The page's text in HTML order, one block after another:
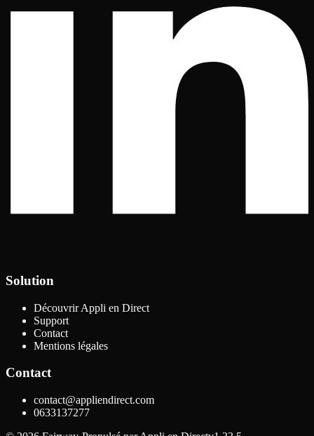
Solution
Découvrir Appli en Direct
Support
Contact
Mentions légales
Contact
contact@appliendirect.com
0633137277